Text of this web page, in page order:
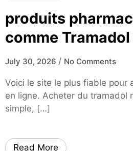
produits
comme
July 30, 2026 / No Comments
Voici le site le plus fiable pour
en ligne. Acheter du tramadol
simple, […]
Read More